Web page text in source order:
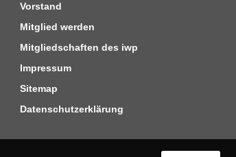
Vorstand
Mitglied werden
Mitgliedschaften des iwp
Impressum
Sitemap
Datenschutzerklärung